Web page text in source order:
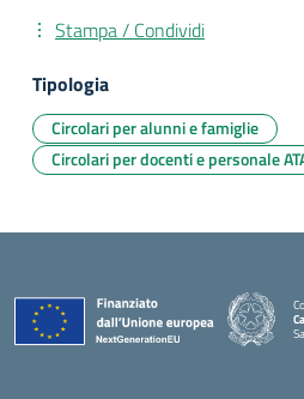
Stampa / Condividi
Tipologia
Circolari per alunni e famiglie
Circolari per docenti e personale